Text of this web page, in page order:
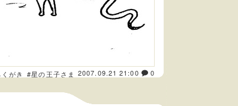
がき #星の王子さま 2007.09.21 21:00 0